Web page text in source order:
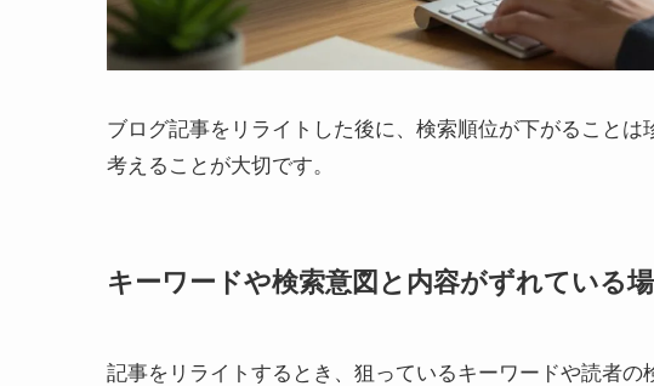
ブログ記事をリライトした後に、検索順位が下がること
考えることが大切です。
キーワードや検索意図と内容がずれている
記事をリライトするとき、狙っているキーワードや読者の